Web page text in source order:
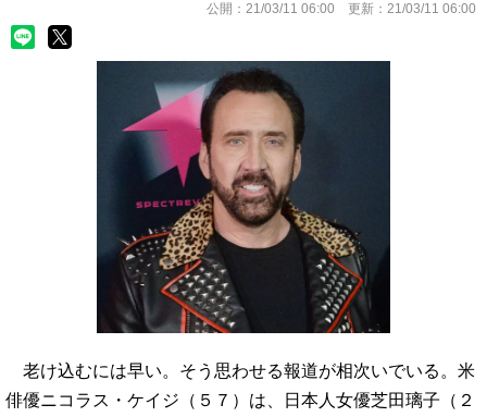
公開： 21/03/11 06:00 更新： 21/03/11 06:00
老け込むには早い。そう思わせる報道が相次いでいる。米
俳優ニコラス・ケイジ（５７）は、日本人女優芝田璃子（２